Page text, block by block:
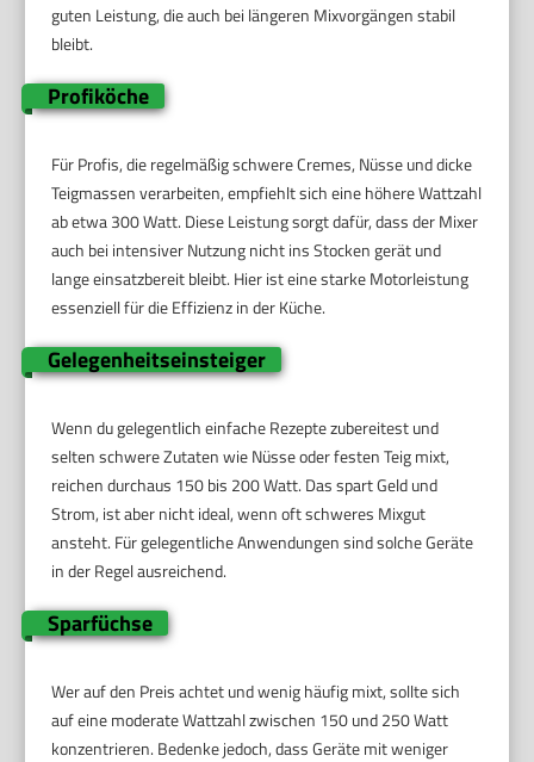
guten Leistung, die auch bei längeren Mixvorgängen stabil
bleibt.
Profiköche
Für Profis, die regelmäßig schwere Cremes, Nüsse und dicke
Teigmassen verarbeiten, empfiehlt sich eine höhere Wattzahl
ab etwa 300 Watt. Diese Leistung sorgt dafür, dass der Mixer
auch bei intensiver Nutzung nicht ins Stocken gerät und
lange einsatzbereit bleibt. Hier ist eine starke Motorleistung
essenziell für die Effizienz in der Küche.
Gelegenheitseinsteiger
Wenn du gelegentlich einfache Rezepte zubereitest und
selten schwere Zutaten wie Nüsse oder festen Teig mixt,
reichen durchaus 150 bis 200 Watt. Das spart Geld und
Strom, ist aber nicht ideal, wenn oft schweres Mixgut
ansteht. Für gelegentliche Anwendungen sind solche Geräte
in der Regel ausreichend.
Sparfüchse
Wer auf den Preis achtet und wenig häufig mixt, sollte sich
auf eine moderate Wattzahl zwischen 150 und 250 Watt
konzentrieren. Bedenke jedoch, dass Geräte mit weniger